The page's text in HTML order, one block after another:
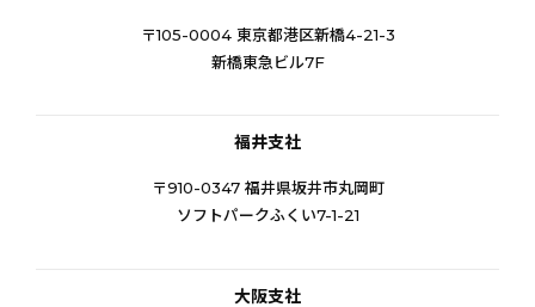
〒105-0004 東京都港区新橋4-21-3
新橋東急ビル7F
福井支社
〒910-0347 福井県坂井市丸岡町
ソフトパークふくい7-1-21
大阪支社